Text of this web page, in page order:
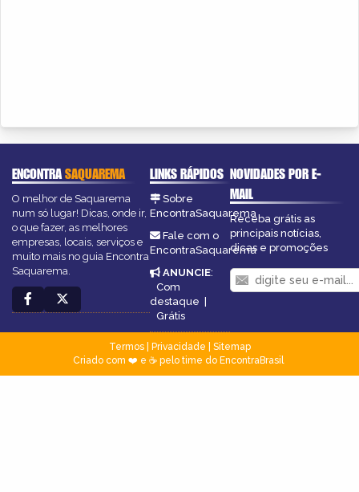
ENCONTRASAQUAREMA
O melhor de Saquarema
num só lugar! Dicas, onde ir,
o que fazer, as melhores
empresas, locais, serviços e
muito mais no guia Encontra
Saquarema.
LINKS RÁPIDOS
Sobre
EncontraSaquarema
Fale com o
EncontraSaquarema
ANUNCIE:
Com
destaque |
Grátis
NOVIDADES POR E-
MAIL
Receba grátis as
principais notícias,
dicas e promoções
Termos| Privacidade
Sitemap
Criado com ❤️ e ☕ pelo time do EncontraBrasil